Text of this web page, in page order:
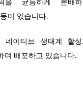
을 균등하게 분배
이 있습니다.
네이티브 생태계 활
며 배포하고 있습니다.